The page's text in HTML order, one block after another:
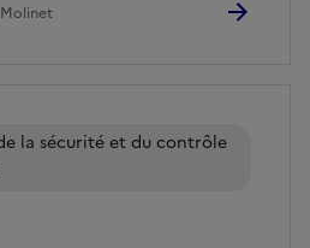
la sécurité et du contrôle